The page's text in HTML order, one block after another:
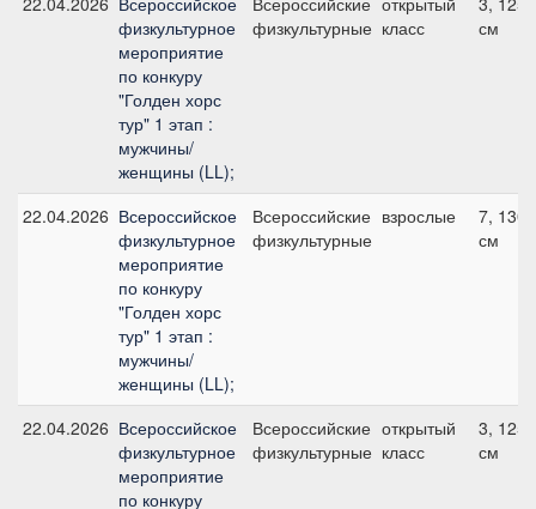
физкультурное
мероприятие
по конкуру
"Голден хорс
тур" 1 этап :
мужчины/
женщины (LL);
физкультурные класс
см
22.04.2026 Всероссийское
физкультурное
мероприятие
по конкуру
"Голден хорс
тур" 1 этап :
мужчины/
женщины (LL);
Всероссийские
физкультурные
взрослые
7, 130
см
22.04.2026 Всероссийское
физкультурное
мероприятие
по конкуру
Всероссийские
физкультурные
открытый
класс
3, 125
см